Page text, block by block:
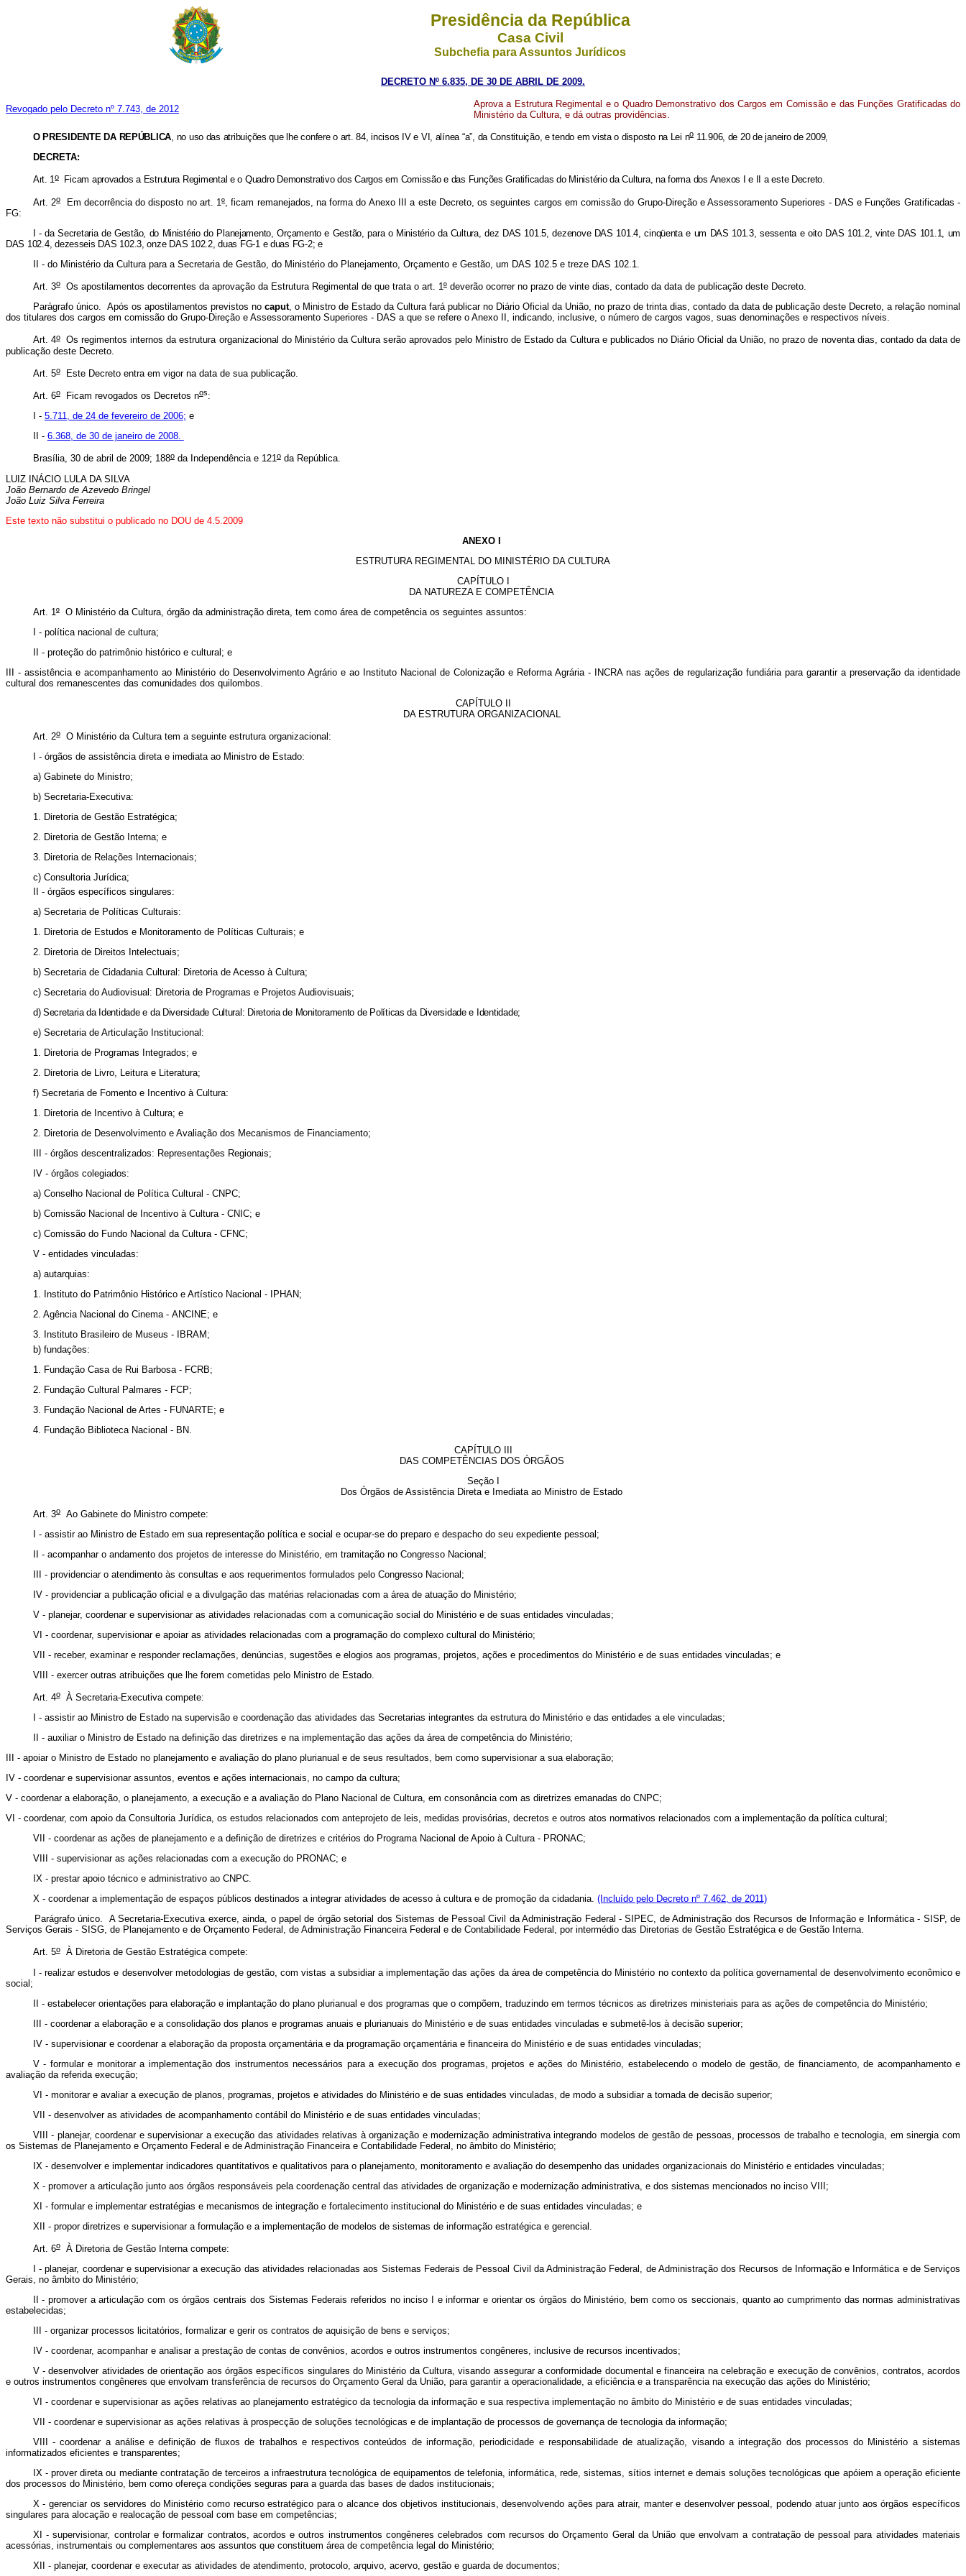
Presidência da República
Casa Civil
Subchefia para Assuntos Jurídicos
DECRETO Nº 6.835, DE 30 DE ABRIL DE 2009.
Revogado pelo Decreto nº 7.743, de 2012
Aprova a Estrutura Regimental e o Quadro Demonstrativo dos Cargos em Comissão e das Funções Gratificadas do
Ministério da Cultura, e dá outras providências.
O PRESIDENTE DA REPÚBLICA, no uso das atribuições que lhe confere o art. 84, incisos IV e VI, alínea “a”, da Constituição, e tendo em vista o disposto na Lei no11.906, de 20 de janeiro de 2009,
DECRETA:
Art. 1oFicam aprovados a Estrutura Regimental e o Quadro Demonstrativo dos Cargos em Comissão e das Funções Gratificadas do Ministério da Cultura, na forma dos Anexos I e II a este Decreto.
Art. 2o Em decorrência do disposto no art. 1º, ficam remanejados, na forma do Anexo III a este Decreto, os seguintes cargos em comissão do Grupo-Direção e Assessoramento Superiores - DAS e Funções Gratificadas -
FG:
I - da Secretaria de Gestão, do Ministério do Planejamento, Orçamento e Gestão, para o Ministério da Cultura, dez DAS 101.5, dezenove DAS 101.4, cinqüenta e um DAS 101.3, sessenta e oito DAS 101.2, vinte DAS 101.1, um
DAS 102.4, dezesseis DAS 102.3, onze DAS 102.2, duas FG-1 e duas FG-2; e
II - do Ministério da Cultura para a Secretaria de Gestão, do Ministério do Planejamento, Orçamento e Gestão, um DAS 102.5 e treze DAS 102.1.
Art. 3oOs apostilamentos decorrentes da aprovação da Estrutura Regimental de que trata o art. 1ºdeverão ocorrer no prazo de vinte dias, contado da data de publicação deste Decreto.
Parágrafo único. Após os apostilamentos previstos no caput, o Ministro de Estado da Cultura fará publicar no Diário Oficial da União, no prazo de trinta dias, contado da data de publicação deste Decreto, a relação nominal
dos titulares dos cargos em comissão do Grupo-Direção e Assessoramento Superiores - DAS a que se refere o Anexo II, indicando, inclusive, o número de cargos vagos, suas denominações e respectivos níveis.
Art. 4oOs regimentos internos da estrutura organizacional do Ministério da Cultura serão aprovados pelo Ministro de Estado da Cultura e publicados no Diário Oficial da União, no prazo de noventa dias, contado da data de
publicação deste Decreto.
Art. 5oEste Decreto entra em vigor na data de sua publicação.
Art. 6oFicam revogados os Decretos nos:
I - 5.711, de 24 de fevereiro de 2006; e
II - 6.368, de 30 de janeiro de 2008.
Brasília, 30 de abril de 2009; 188oda Independência e 121oda República.
LUIZ INÁCIO LULA DA SILVA
João Bernardo de Azevedo Bringel
João Luiz Silva Ferreira
Este texto não substitui o publicado no DOU de 4.5.2009
ANEXO I
ESTRUTURA REGIMENTAL DO MINISTÉRIO DA CULTURA
CAPÍTULO I
DA NATUREZA E COMPETÊNCIA
Art. 1ºO Ministério da Cultura, órgão da administração direta, tem como área de competência os seguintes assuntos:
I - política nacional de cultura;
II - proteção do patrimônio histórico e cultural; e
III - assistência e acompanhamento ao Ministério do Desenvolvimento Agrário e ao Instituto Nacional de Colonização e Reforma Agrária - INCRA nas ações de regularização fundiária para garantir a preservação da identidade
cultural dos remanescentes das comunidades dos quilombos.
CAPÍTULO II
DA ESTRUTURA ORGANIZACIONAL
Art. 2oO Ministério da Cultura tem a seguinte estrutura organizacional:
I - órgãos de assistência direta e imediata ao Ministro de Estado:
a) Gabinete do Ministro;
b) Secretaria-Executiva:
1. Diretoria de Gestão Estratégica;
2. Diretoria de Gestão Interna; e
3. Diretoria de Relações Internacionais;
c) Consultoria Jurídica;
II - órgãos específicos singulares:
a) Secretaria de Políticas Culturais:
1. Diretoria de Estudos e Monitoramento de Políticas Culturais; e
2. Diretoria de Direitos Intelectuais;
b) Secretaria de Cidadania Cultural: Diretoria de Acesso à Cultura;
c) Secretaria do Audiovisual: Diretoria de Programas e Projetos Audiovisuais;
d) Secretaria da Identidade e da Diversidade Cultural: Diretoria de Monitoramento de Políticas da Diversidade e Identidade;
e) Secretaria de Articulação Institucional:
1. Diretoria de Programas Integrados; e
2. Diretoria de Livro, Leitura e Literatura;
f) Secretaria de Fomento e Incentivo à Cultura:
1. Diretoria de Incentivo à Cultura; e
2. Diretoria de Desenvolvimento e Avaliação dos Mecanismos de Financiamento;
III - órgãos descentralizados: Representações Regionais;
IV - órgãos colegiados:
a) Conselho Nacional de Política Cultural - CNPC;
b) Comissão Nacional de Incentivo à Cultura - CNIC; e
c) Comissão do Fundo Nacional da Cultura - CFNC;
V - entidades vinculadas:
a) autarquias:
1. Instituto do Patrimônio Histórico e Artístico Nacional - IPHAN;
2. Agência Nacional do Cinema - ANCINE; e
3. Instituto Brasileiro de Museus - IBRAM;
b) fundações:
1. Fundação Casa de Rui Barbosa - FCRB;
2. Fundação Cultural Palmares - FCP;
3. Fundação Nacional de Artes - FUNARTE; e
4. Fundação Biblioteca Nacional - BN.
CAPÍTULO III
DAS COMPETÊNCIAS DOS ÓRGÃOS
Seção I
Dos Órgãos de Assistência Direta e Imediata ao Ministro de Estado
Art. 3oAo Gabinete do Ministro compete:
I - assistir ao Ministro de Estado em sua representação política e social e ocupar-se do preparo e despacho do seu expediente pessoal;
II - acompanhar o andamento dos projetos de interesse do Ministério, em tramitação no Congresso Nacional;
III - providenciar o atendimento às consultas e aos requerimentos formulados pelo Congresso Nacional;
IV - providenciar a publicação oficial e a divulgação das matérias relacionadas com a área de atuação do Ministério;
V - planejar, coordenar e supervisionar as atividades relacionadas com a comunicação social do Ministério e de suas entidades vinculadas;
VI - coordenar, supervisionar e apoiar as atividades relacionadas com a programação do complexo cultural do Ministério;
VII - receber, examinar e responder reclamações, denúncias, sugestões e elogios aos programas, projetos, ações e procedimentos do Ministério e de suas entidades vinculadas; e
VIII - exercer outras atribuições que lhe forem cometidas pelo Ministro de Estado.
Art. 4oÀ Secretaria-Executiva compete:
I - assistir ao Ministro de Estado na supervisão e coordenação das atividades das Secretarias integrantes da estrutura do Ministério e das entidades a ele vinculadas;
II - auxiliar o Ministro de Estado na definição das diretrizes e na implementação das ações da área de competência do Ministério;
III - apoiar o Ministro de Estado no planejamento e avaliação do plano plurianual e de seus resultados, bem como supervisionar a sua elaboração;
IV - coordenar e supervisionar assuntos, eventos e ações internacionais, no campo da cultura;
V - coordenar a elaboração, o planejamento, a execução e a avaliação do Plano Nacional de Cultura, em consonância com as diretrizes emanadas do CNPC;
VI - coordenar, com apoio da Consultoria Jurídica, os estudos relacionados com anteprojeto de leis, medidas provisórias, decretos e outros atos normativos relacionados com a implementação da política cultural;
VII - coordenar as ações de planejamento e a definição de diretrizes e critérios do Programa Nacional de Apoio à Cultura - PRONAC;
VIII - supervisionar as ações relacionadas com a execução do PRONAC; e
IX - prestar apoio técnico e administrativo ao CNPC.
X - coordenar a implementação de espaços públicos destinados a integrar atividades de acesso à cultura e de promoção da cidadania. (Incluído pelo Decreto nº 7.462, de 2011)
Parágrafo único. A Secretaria-Executiva exerce, ainda, o papel de órgão setorial dos Sistemas de Pessoal Civil da Administração Federal - SIPEC, de Administração dos Recursos de Informação e Informática - SISP, de
Serviços Gerais - SISG, de Planejamento e de Orçamento Federal, de Administração Financeira Federal e de Contabilidade Federal, por intermédio das Diretorias de Gestão Estratégica e de Gestão Interna.
Art. 5oÀ Diretoria de Gestão Estratégica compete:
I - realizar estudos e desenvolver metodologias de gestão, com vistas a subsidiar a implementação das ações da área de competência do Ministério no contexto da política governamental de desenvolvimento econômico e
social;
II - estabelecer orientações para elaboração e implantação do plano plurianual e dos programas que o compõem, traduzindo em termos técnicos as diretrizes ministeriais para as ações de competência do Ministério;
III - coordenar a elaboração e a consolidação dos planos e programas anuais e plurianuais do Ministério e de suas entidades vinculadas e submetê-los à decisão superior;
IV - supervisionar e coordenar a elaboração da proposta orçamentária e da programação orçamentária e financeira do Ministério e de suas entidades vinculadas;
V - formular e monitorar a implementação dos instrumentos necessários para a execução dos programas, projetos e ações do Ministério, estabelecendo o modelo de gestão, de financiamento, de acompanhamento e
avaliação da referida execução;
VI - monitorar e avaliar a execução de planos, programas, projetos e atividades do Ministério e de suas entidades vinculadas, de modo a subsidiar a tomada de decisão superior;
VII - desenvolver as atividades de acompanhamento contábil do Ministério e de suas entidades vinculadas;
VIII - planejar, coordenar e supervisionar a execução das atividades relativas à organização e modernização administrativa integrando modelos de gestão de pessoas, processos de trabalho e tecnologia, em sinergia com
os Sistemas de Planejamento e Orçamento Federal e de Administração Financeira e Contabilidade Federal, no âmbito do Ministério;
IX - desenvolver e implementar indicadores quantitativos e qualitativos para o planejamento, monitoramento e avaliação do desempenho das unidades organizacionais do Ministério e entidades vinculadas;
X - promover a articulação junto aos órgãos responsáveis pela coordenação central das atividades de organização e modernização administrativa, e dos sistemas mencionados no inciso VIII;
XI - formular e implementar estratégias e mecanismos de integração e fortalecimento institucional do Ministério e de suas entidades vinculadas; e
XII - propor diretrizes e supervisionar a formulação e a implementação de modelos de sistemas de informação estratégica e gerencial.
Art. 6oÀ Diretoria de Gestão Interna compete:
I - planejar, coordenar e supervisionar a execução das atividades relacionadas aos Sistemas Federais de Pessoal Civil da Administração Federal, de Administração dos Recursos de Informação e Informática e de Serviços
Gerais, no âmbito do Ministério;
II - promover a articulação com os órgãos centrais dos Sistemas Federais referidos no inciso I e informar e orientar os órgãos do Ministério, bem como os seccionais, quanto ao cumprimento das normas administrativas
estabelecidas;
III - organizar processos licitatórios, formalizar e gerir os contratos de aquisição de bens e serviços;
IV - coordenar, acompanhar e analisar a prestação de contas de convênios, acordos e outros instrumentos congêneres, inclusive de recursos incentivados;
V - desenvolver atividades de orientação aos órgãos específicos singulares do Ministério da Cultura, visando assegurar a conformidade documental e financeira na celebração e execução de convênios, contratos, acordos
e outros instrumentos congêneres que envolvam transferência de recursos do Orçamento Geral da União, para garantir a operacionalidade, a eficiência e a transparência na execução das ações do Ministério;
VI - coordenar e supervisionar as ações relativas ao planejamento estratégico da tecnologia da informação e sua respectiva implementação no âmbito do Ministério e de suas entidades vinculadas;
VII - coordenar e supervisionar as ações relativas à prospecção de soluções tecnológicas e de implantação de processos de governança de tecnologia da informação;
VIII - coordenar a análise e definição de fluxos de trabalhos e respectivos conteúdos de informação, periodicidade e responsabilidade de atualização, visando a integração dos processos do Ministério a sistemas
informatizados eficientes e transparentes;
IX - prover direta ou mediante contratação de terceiros a infraestrutura tecnológica de equipamentos de telefonia, informática, rede, sistemas, sítios internet e demais soluções tecnológicas que apóiem a operação eficiente
dos processos do Ministério, bem como ofereça condições seguras para a guarda das bases de dados institucionais;
X - gerenciar os servidores do Ministério como recurso estratégico para o alcance dos objetivos institucionais, desenvolvendo ações para atrair, manter e desenvolver pessoal, podendo atuar junto aos órgãos específicos
singulares para alocação e realocação de pessoal com base em competências;
XI - supervisionar, controlar e formalizar contratos, acordos e outros instrumentos congêneres celebrados com recursos do Orçamento Geral da União que envolvam a contratação de pessoal para atividades materiais
acessórias, instrumentais ou complementares aos assuntos que constituem área de competência legal do Ministério;
XII - planejar, coordenar e executar as atividades de atendimento, protocolo, arquivo, acervo, gestão e guarda de documentos;